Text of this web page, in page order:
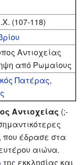
(107-118)
Αντιοχείας
από Ρωμαίους
Πατέρας,
Αντιοχείας (;-
που έδρασε στα
αιώνα.
της εκκλησίας και